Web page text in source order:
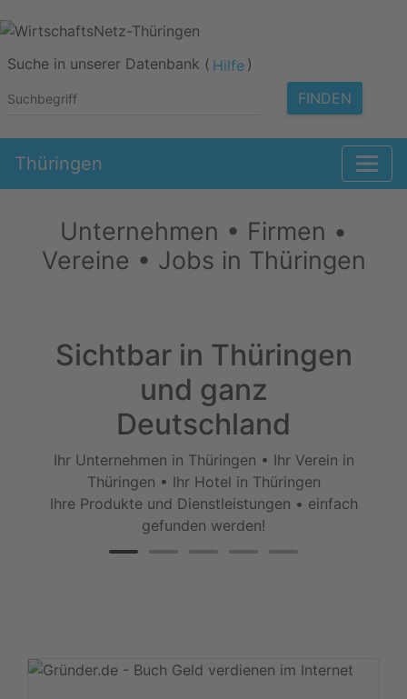
Suche in unserer Datenbank ( Hilfe )
FINDEN
Thüringen
Unternehmen • Firmen •
Vereine • Jobs in Thüringen
Sichtbar in Thüringen
und ganz
Deutschland
Ihr Unternehmen in Thüringen • Ihr Verein in
Thüringen • Ihr Hotel in Thüringen
Ihre Produkte und Dienstleistungen • einfach
gefunden werden!